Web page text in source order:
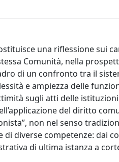
una riflessione sui
Comunità, nella
di un confronto tra il
e ampiezza delle
sugli atti delle
del diritto
non nel senso
di diverse competenze: dai
di ultima istanza a